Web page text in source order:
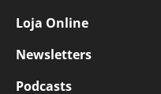
Loja Online
Newsletters
Podcasts